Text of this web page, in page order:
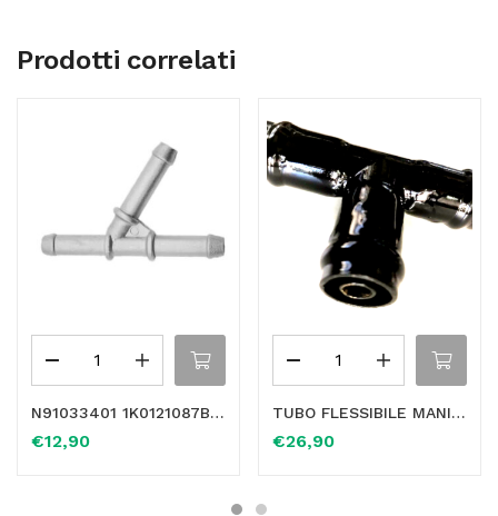
Prodotti correlati
N91033401 1K0121087B RACCORDO 3 VIE IN ALLUMINIO PER SEAT AUDI VW
€12,90
TUBO FLESSIBILE MANICOTTO RISCALDAMENTO IN “OTTONE” PER MERCEDES VITO VIANO A6398320923
€26,90